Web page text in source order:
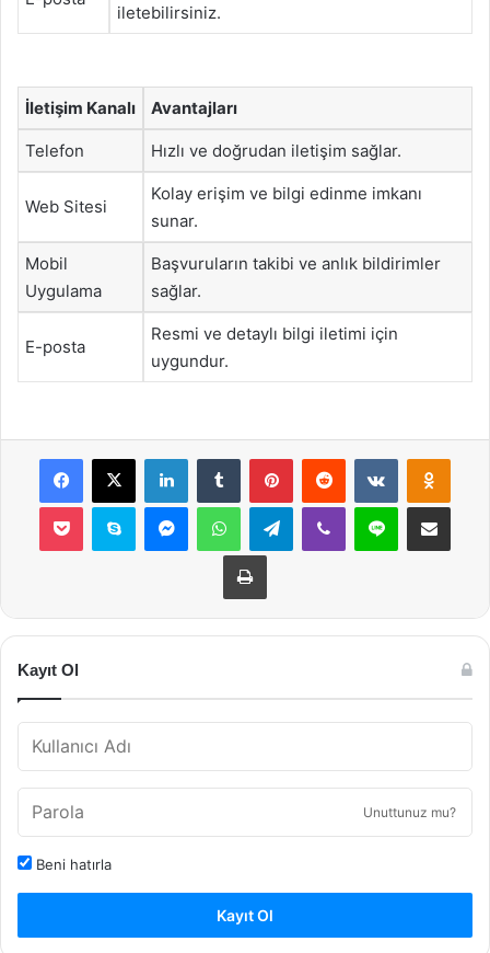
iletebilirsiniz.
İletişim Kanalı Avantajları
Telefon Hızlı ve doğrudan iletişim sağlar.
Web Sitesi
Kolay erişim ve bilgi edinme imkanı
sunar.
Mobil
Uygulama
Başvuruların takibi ve anlık bildirimler
sağlar.
E-posta
Resmi ve detaylı bilgi iletimi için
uygundur.
Facebook
X LinkedInTumblr PinterestReddit VKontakte
Pocket Skype MessengerWhatsAppTelegramViber Line E-Posta ile
Yazdır
Kayıt Ol
Unuttunuz mu?
Beni hatırla
Kayıt Ol